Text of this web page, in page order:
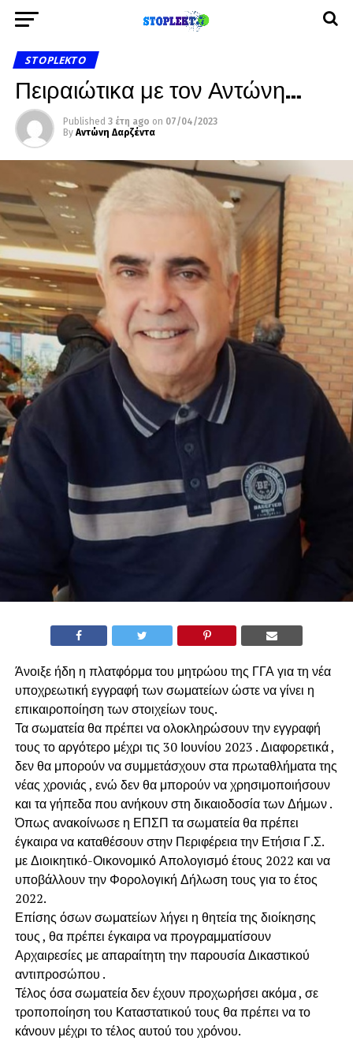
STOPLEKTO
Πειραιώτικα με τον Αντώνη…
Published 3 έτη ago on 07/04/2023
By Αντώνη Δαρζέντα
Άνοιξε ήδη η πλατφόρμα του μητρώου της ΓΓΑ για τη νέα
υποχρεωτική εγγραφή των σωματείων ώστε να γίνει η
επικαιροποίηση των στοιχείων τους.
Τα σωματεία θα πρέπει να ολοκληρώσουν την εγγραφή
τους το αργότερο μέχρι τις 30 Ιουνίου 2023 . Διαφορετικά ,
δεν θα μπορούν να συμμετάσχουν στα πρωταθλήματα της
νέας χρονιάς , ενώ δεν θα μπορούν να χρησιμοποιήσουν
και τα γήπεδα που ανήκουν στη δικαιοδοσία των Δήμων .
Όπως ανακοίνωσε η ΕΠΣΠ τα σωματεία θα πρέπει
έγκαιρα να καταθέσουν στην Περιφέρεια την Ετήσια Γ.Σ.
με Διοικητικό-Οικονομικό Απολογισμό έτους 2022 και να
υποβάλλουν την Φορολογική Δήλωση τους για το έτος
2022.
Επίσης όσων σωματείων λήγει η θητεία της διοίκησης
τους , θα πρέπει έγκαιρα να προγραμματίσουν
Αρχαιρεσίες με απαραίτητη την παρουσία Δικαστικού
αντιπροσώπου .
Τέλος όσα σωματεία δεν έχουν προχωρήσει ακόμα , σε
τροποποίηση του Καταστατικού τους θα πρέπει να το
κάνουν μέχρι το τέλος αυτού του χρόνου.